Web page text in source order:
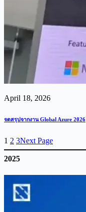
April 18, 2026
จดสรุปจากงาน Global Azure 2026
1 2 3Next Page
2025